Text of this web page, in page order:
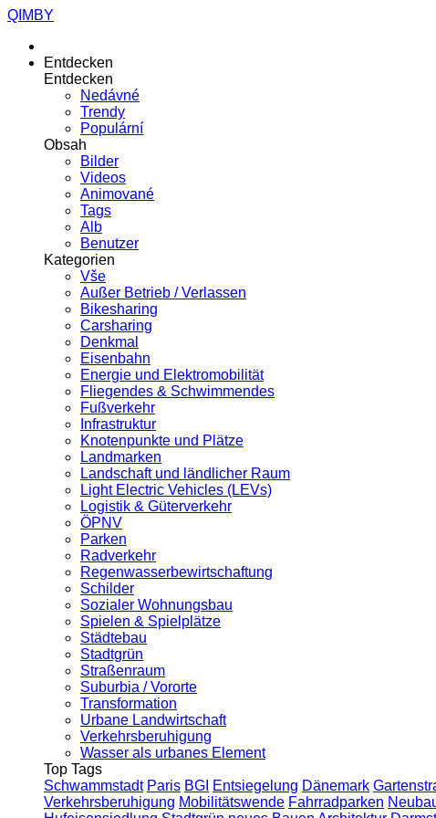
QIMBY
Entdecken
Entdecken
Nedávné
Trendy
Populární
Obsah
Bilder
Videos
Animované
Tags
Alb
Benutzer
Kategorien
Vše
Außer Betrieb / Verlassen
Bikesharing
Carsharing
Denkmal
Eisenbahn
Energie und Elektromobilität
Fliegendes & Schwimmendes
Fußverkehr
Infrastruktur
Knotenpunkte und Plätze
Landmarken
Landschaft und ländlicher Raum
Light Electric Vehicles (LEVs)
Logistik & Güterverkehr
ÖPNV
Parken
Radverkehr
Regenwasserbewirtschaftung
Schilder
Sozialer Wohnungsbau
Spielen & Spielplätze
Städtebau
Stadtgrün
Straßenraum
Suburbia / Vororte
Transformation
Urbane Landwirtschaft
Verkehrsberuhigung
Wasser als urbanes Element
Top Tags
Schwammstadt Paris BGI Entsiegelung Dänemark
Verkehrsberuhigung Mobilitätswende Fahrradparken